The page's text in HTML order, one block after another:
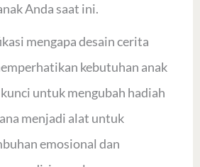
Anda saat ini.
mengapa desain cerita
kebutuhan anak
untuk mengubah hadiah
menjadi alat untuk
emosional dan